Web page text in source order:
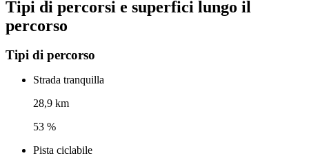
Tipi di percorsi e superfici lungo il
percorso
Tipi di percorso
Strada tranquilla
28,9 km
53 %
Pista ciclabile